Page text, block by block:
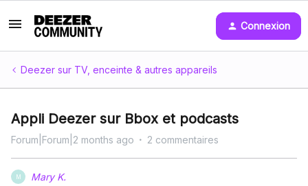
Connexion
Deezer sur TV, enceinte & autres appareils
Appli Deezer sur Bbox et podcasts
Forum|Forum|2 months ago 2 commentaires
M Mary K.